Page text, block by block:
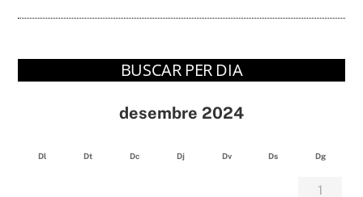
BUSCAR PER DIA
desembre 2024
Dl Dt Dc Dj Dv Ds Dg
1